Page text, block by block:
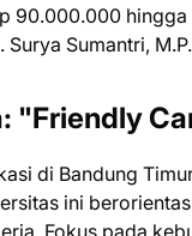
90.000.000
Sumantri,
"Friendly
di Bandung
ini
Fokus pada